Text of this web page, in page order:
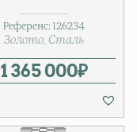
Референс: 126234
Золото Сталь
1 365 000₽